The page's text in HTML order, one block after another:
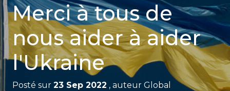
Merci à tous de
nous aider à aider
l'Ukraine
Posté sur 23 Sep 2022 , auteur Global